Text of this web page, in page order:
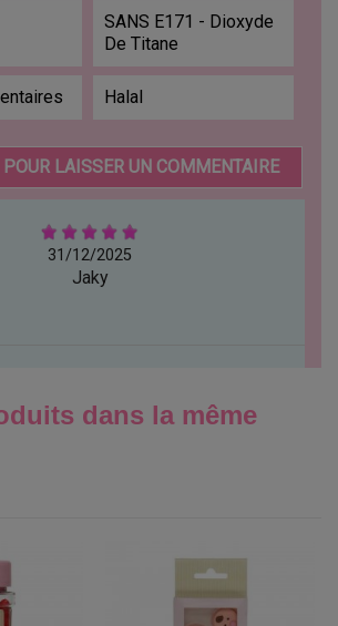
SANS E171 - Dioxyde
De Titane
Halal
LAISSER UN COMMENTAIRE
31/12/2025
Jaky
dans la même